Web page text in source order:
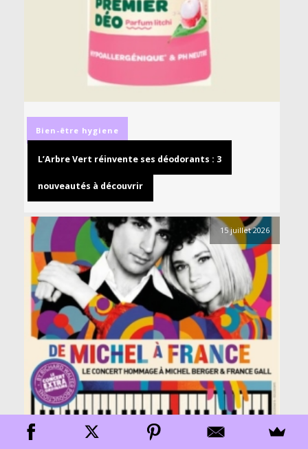
Bien-être hygiene
L’Arbre Vert réinvente ses déodorants : 3
nouveautés à découvrir
15 juillet 2026